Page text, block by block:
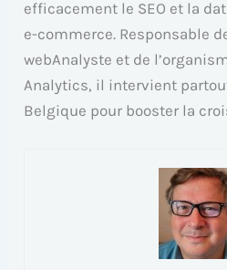
efficacement le SEO et la
e-commerce. Responsable
webAnalyste et de
Analytics, il intervient
Belgique pour booster la